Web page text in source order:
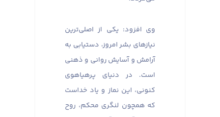
وی افزود: یکی از اصلی‌ترین
نیازهای بشر امروز، دستیابی به
آرامش و آسایش روانی و ذهنی
است. در دنیای پرهیاهوی
کنونی، این نماز و یاد خداست
که همچون لنگری محکم، روح